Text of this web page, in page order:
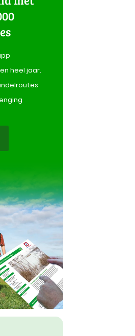
heel jaar.